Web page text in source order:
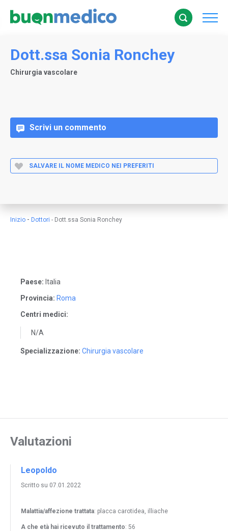
Dott.ssa Sonia Ronchey
Chirurgia vascolare
Scrivi un commento
SALVARE IL NOME MEDICO NEI PREFERITI
Inizio - Dottori - Dott.ssa Sonia Ronchey
Paese: Italia
Provincia: Roma
Centri medici:
N/A
Specializzazione: Chirurgia vascolare
Valutazioni
Leopoldo
Scritto su 07.01.2022
Malattia/affezione trattata: placca carotidea, illiache
A che età hai ricevuto il trattamento: 56